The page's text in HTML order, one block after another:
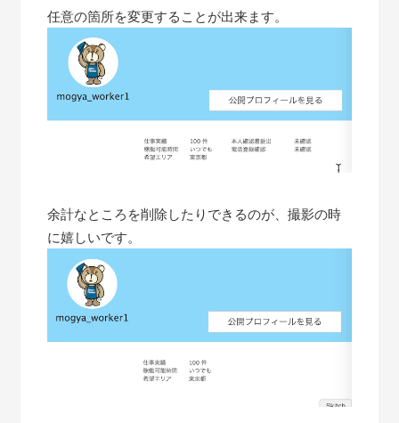
任意の箇所を変更することが出来ます。
余計なところを削除したりできるのが、撮影の時
に嬉しいです。